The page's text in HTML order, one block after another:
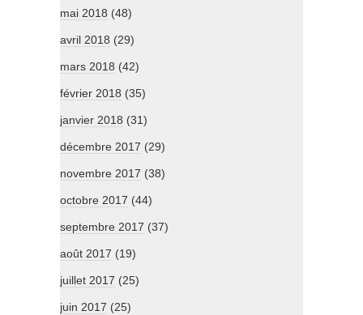
mai 2018 (48)
avril 2018 (29)
mars 2018 (42)
février 2018 (35)
janvier 2018 (31)
décembre 2017 (29)
novembre 2017 (38)
octobre 2017 (44)
septembre 2017 (37)
août 2017 (19)
juillet 2017 (25)
juin 2017 (25)